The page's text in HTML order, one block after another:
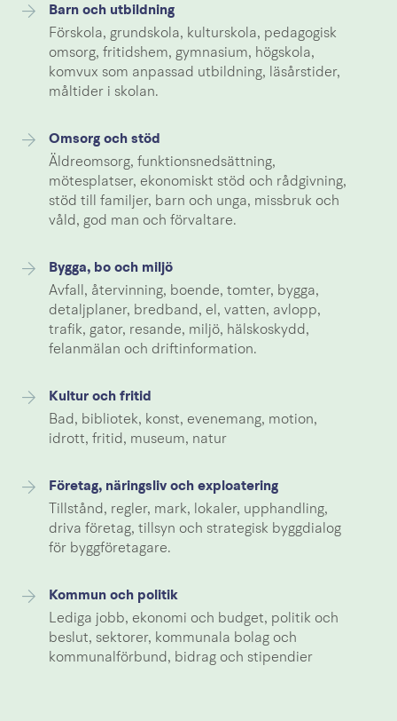
Barn och utbildning
Förskola, grundskola, kulturskola, pedagogisk
omsorg, fritidshem, gymnasium, högskola,
komvux som anpassad utbildning, läsårstider,
måltider i skolan.
Omsorg och stöd
Äldreomsorg, funktionsnedsättning,
mötesplatser, ekonomiskt stöd och rådgivning,
stöd till familjer, barn och unga, missbruk och
våld, god man och förvaltare.
Bygga, bo och miljö
Avfall, återvinning, boende, tomter, bygga,
detaljplaner, bredband, el, vatten, avlopp,
trafik, gator, resande, miljö, hälskoskydd,
felanmälan och driftinformation.
Kultur och fritid
Bad, bibliotek, konst, evenemang, motion,
idrott, fritid, museum, natur
Företag, näringsliv och exploatering
Tillstånd, regler, mark, lokaler, upphandling,
driva företag, tillsyn och strategisk byggdialog
för byggföretagare.
Kommun och politik
Lediga jobb, ekonomi och budget, politik och
beslut, sektorer, kommunala bolag och
kommunalförbund, bidrag och stipendier